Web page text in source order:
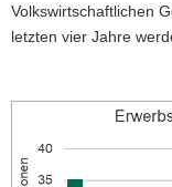
Volkswirtschaftlichen
letzten vier Jahre